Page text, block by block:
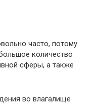
часто, потому
количество
сферы, а также
во влагалище